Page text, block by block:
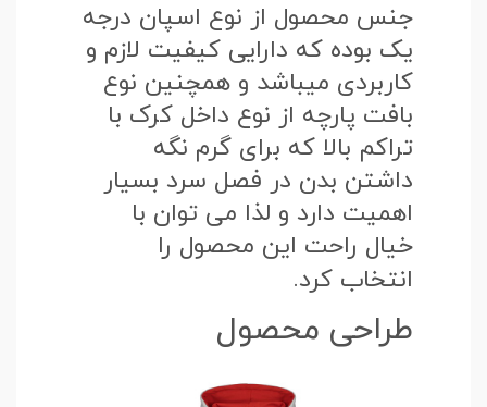
جنس محصول از نوع اسپان درجه
یک بوده که دارایی کیفیت لازم و
کاربردی میباشد و همچنین نوع
بافت پارچه از نوع داخل کرک با
تراکم بالا که برای گرم نگه
داشتن بدن در فصل سرد بسیار
اهمیت دارد و لذا می توان با
خیال راحت این محصول را
انتخاب کرد.
طراحی محصول